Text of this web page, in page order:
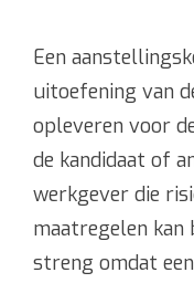
Een
uitoefening van
opleveren voor
de kandidaat of
werkgever die
maatregelen kan
streng omdat